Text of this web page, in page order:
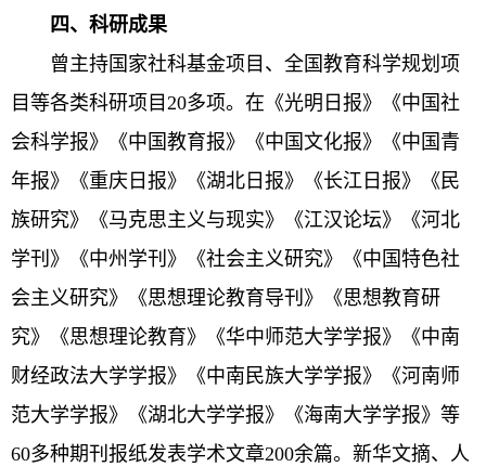
四、科研成果
曾主持国家社科基金项目、全国教育科学规划项
目等各类科研项目20多项。在《光明日报》《中国社
会科学报》《中国教育报》《中国文化报》《中国青
年报》《重庆日报》《湖北日报》《长江日报》《民
族研究》《马克思主义与现实》《江汉论坛》《河北
学刊》《中州学刊》《社会主义研究》《中国特色社
会主义研究》《思想理论教育导刊》《思想教育研
究》《思想理论教育》《华中师范大学学报》《中南
财经政法大学学报》《中南民族大学学报》《河南师
范大学学报》《湖北大学学报》《海南大学学报》等
60多种期刊报纸发表学术文章200余篇。新华文摘、人